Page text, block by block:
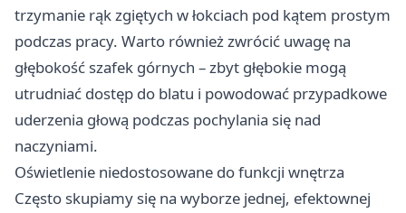
trzymanie rąk zgiętych w łokciach pod kątem prostym
podczas pracy. Warto również zwrócić uwagę na
głębokość szafek górnych – zbyt głębokie mogą
utrudniać dostęp do blatu i powodować przypadkowe
uderzenia głową podczas pochylania się nad
naczyniami.
Oświetlenie niedostosowane do funkcji wnętrza
Często skupiamy się na wyborze jednej, efektownej